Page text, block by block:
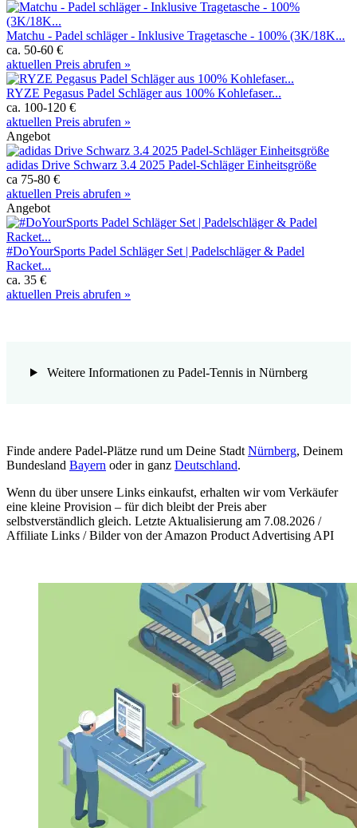
Matchu - Padel schläger - Inklusive Tragetasche - 100% (3K/18K...
ca. 50-60 €
aktuellen Preis abrufen »
RYZE Pegasus Padel Schläger aus 100% Kohlefaser...
ca. 100-120 €
aktuellen Preis abrufen »
Angebot
adidas Drive Schwarz 3.4 2025 Padel-Schläger Einheitsgröße
ca 75-80 €
aktuellen Preis abrufen »
Angebot
#DoYourSports Padel Schläger Set | Padelschläger & Padel
Racket...
ca. 35 €
aktuellen Preis abrufen »
Weitere Informationen zu Padel-Tennis in Nürnberg
Finde andere Padel-Plätze rund um Deine Stadt Nürnberg, Deinem
Bundesland Bayern oder in ganz Deutschland.
Wenn du über unsere Links einkaufst, erhalten wir vom Verkäufer
eine kleine Provision – für dich bleibt der Preis aber
selbstverständlich gleich. Letzte Aktualisierung am 7.08.2026 /
Affiliate Links / Bilder von der Amazon Product Advertising API